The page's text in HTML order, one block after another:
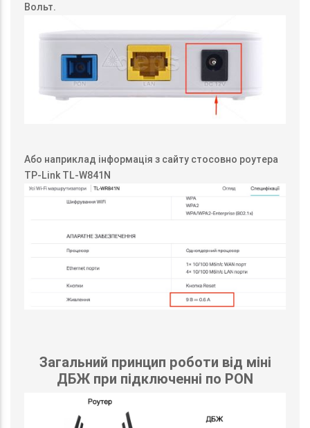
Вольт.
Або наприклад інформація з сайту стосовно роутера
TP-Link TL-W841N
Загальний принцип роботи від міні
ДБЖ при підключенні по PON